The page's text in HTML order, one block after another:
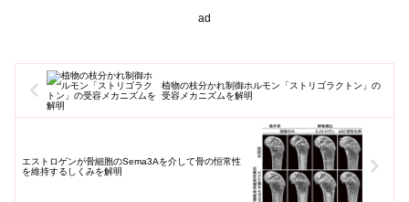
ad
植物の枝分かれ制御ホルモン「ストリゴラクトン」の
受容メカニズムを解明
エストロゲンが骨細胞のSema3Aを介して骨の恒常性
を維持するしくみを解明